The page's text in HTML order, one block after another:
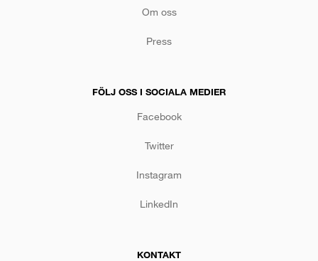
Om oss
Press
FÖLJ OSS I SOCIALA MEDIER
Facebook
Twitter
Instagram
LinkedIn
KONTAKT